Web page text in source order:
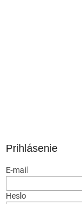
Prihlásenie
E-mail
Heslo